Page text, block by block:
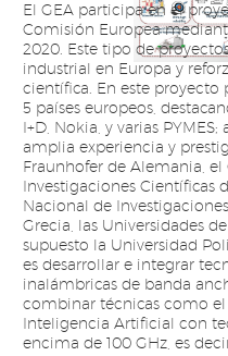
El GEA participa en el
Comisión Europea
2020. Este tipo de
industrial en Europa y
científica. En este proyecto
5 países europeos,
I+D, Nokia, y varias
amplia experiencia y
Fraunhofer de Alemania,
Investigaciones Científicas
Nacional de
Grecia, las Universidades
supuesto la Universidad
es desarrollar e integrar
inalámbricas de banda
combinar técnicas como
Inteligencia Artificial con
encima de 100 GHz, es